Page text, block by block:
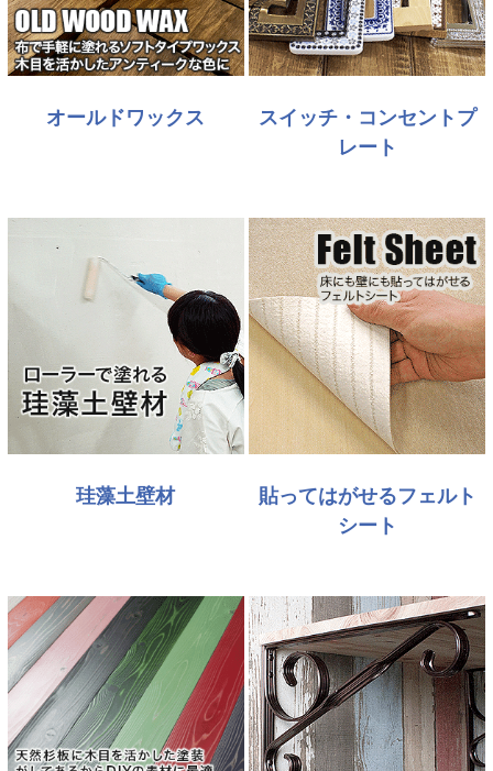
オールドワックス
スイッチ・コンセントプ
レート
珪藻土壁材
貼ってはがせるフェルト
シート